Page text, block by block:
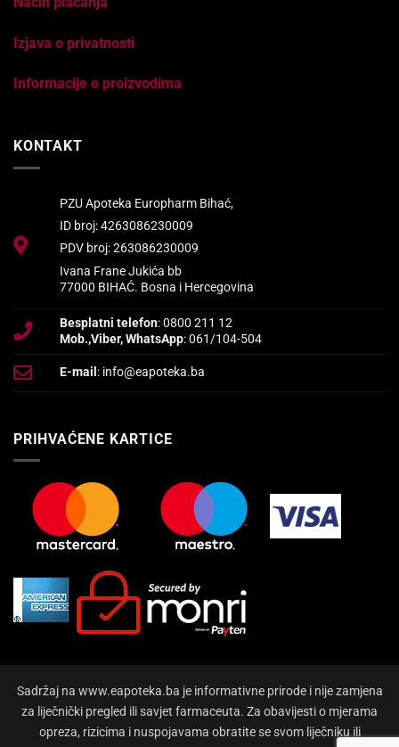
Izjava o privatnosti
Informacije o proizvodima
KONTAKT
PZU Apoteka Europharm Bihać,
ID broj: 4263086230009
PDV broj: 263086230009
Ivana Frane Jukića bb
77000 BIHAĆ. Bosna i Hercegovina
Besplatni telefon: 0800 211 12
Mob.,Viber, WhatsApp: 061/104-504
E-mail : info@eapoteka.ba
PRIHVAĆENE KARTICE
Sadržaj na www.eapoteka.ba je informativne prirode i nije zamjena
za liječnički pregled ili savjet farmaceuta. Za obavijesti o mjerama
opreza, rizicima i nuspojavama obratite se svom liječniku ili